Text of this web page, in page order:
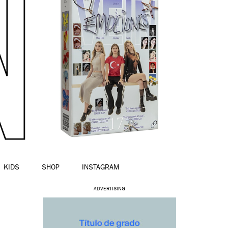
KIDS SHOP INSTAGRAM
ADVERTISING